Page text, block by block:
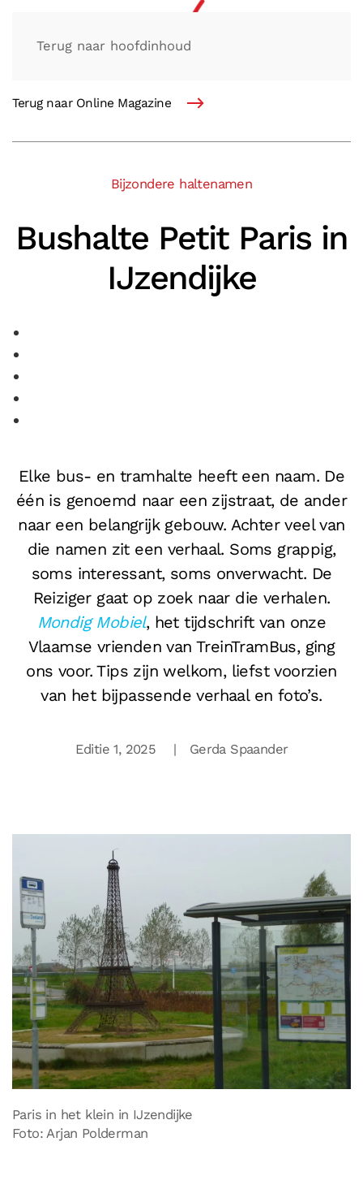
Terug naar hoofdinhoud
Terug naar Online Magazine
Bijzondere haltenamen
Bushalte Petit Paris in
IJzendijke
Elke bus- en tramhalte heeft een naam. De
één is genoemd naar een zijstraat, de ander
naar een belangrijk gebouw. Achter veel van
die namen zit een verhaal. Soms grappig,
soms interessant, soms onverwacht. De
Reiziger gaat op zoek naar die verhalen.
Mondig Mobiel, het tijdschrift van onze
Vlaamse vrienden van TreinTramBus, ging
ons voor. Tips zijn welkom, liefst voorzien
van het bijpassende verhaal en foto’s.
Editie 1, 2025 | Gerda Spaander
Paris in het klein in IJzendijke
Foto: Arjan Polderman